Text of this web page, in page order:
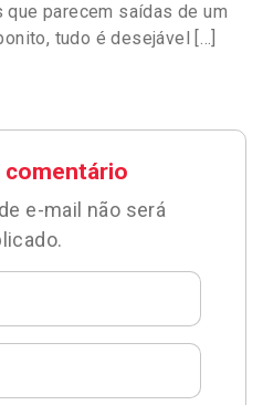
parecem saídas de um
tudo é desejável […]
comentário
e-mail não será